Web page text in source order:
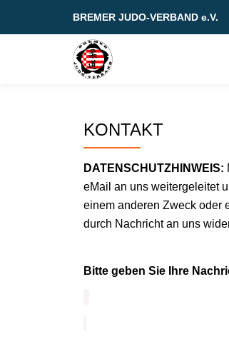
Skip
BREMER JUDO-VERBAND e.V.
KONTAKT
DATENSCHUTZHINWEIS:
eMail an uns weitergeleitet
einem anderen Zweck oder
durch Nachricht an uns
Bitte geben Sie Ihre